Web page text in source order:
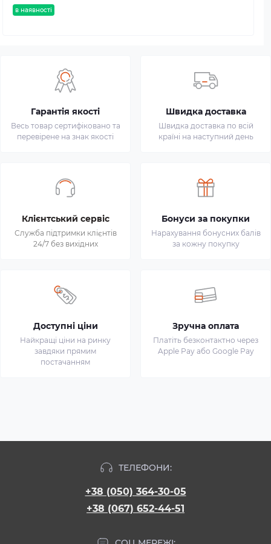
в наявності
Гарантія якості
Весь товар сертифіковано та
перевірене на знак якості
Швидка доставка
Швидка доставка по всій
країні на наступний день
Клієнтський сервіс
Служба підтримки клієнтів
24/7 без вихідних
Бонуси за покупки
Нарахування бонусних балів
за кожну покупку
Доступні ціни
Найкращі ціни на ринку
завдяки прямим
постачанням
Зручна оплата
Платіть безконтактно через
Apple Pay або Google Pay
ТЕЛЕФОНИ:
+38 (050) 364-30-05
+38 (067) 652-44-51